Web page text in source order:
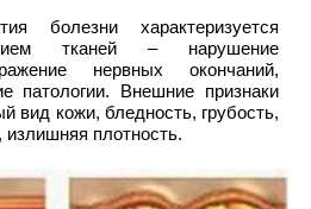
болезни характеризуется
тканей – нарушение
нервных окончаний,
патологии. Внешние признаки
вид кожи, бледность, грубость,
излишняя плотность.